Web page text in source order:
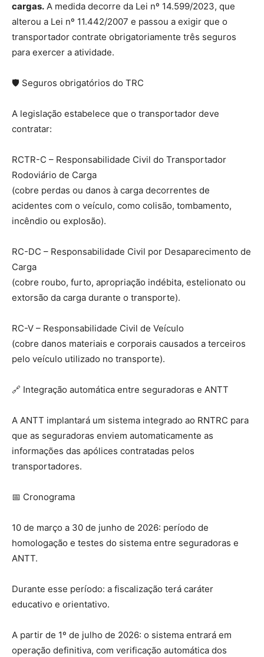
cargas. A medida decorre da Lei nº 14.599/2023, que
alterou a Lei nº 11.442/2007 e passou a exigir que o
transportador contrate obrigatoriamente três seguros
para exercer a atividade.
🛡 Seguros obrigatórios do TRC
A legislação estabelece que o transportador deve
contratar:
RCTR-C – Responsabilidade Civil do Transportador
Rodoviário de Carga
(cobre perdas ou danos à carga decorrentes de
acidentes com o veículo, como colisão, tombamento,
incêndio ou explosão).
RC-DC – Responsabilidade Civil por Desaparecimento de
Carga
(cobre roubo, furto, apropriação indébita, estelionato ou
extorsão da carga durante o transporte).
RC-V – Responsabilidade Civil de Veículo
(cobre danos materiais e corporais causados a terceiros
pelo veículo utilizado no transporte).
🔗 Integração automática entre seguradoras e ANTT
A ANTT implantará um sistema integrado ao RNTRC para
que as seguradoras enviem automaticamente as
informações das apólices contratadas pelos
transportadores.
📅 Cronograma
10 de março a 30 de junho de 2026: período de
homologação e testes do sistema entre seguradoras e
ANTT.
Durante esse período: a fiscalização terá caráter
educativo e orientativo.
A partir de 1º de julho de 2026: o sistema entrará em
operação definitiva, com verificação automática dos